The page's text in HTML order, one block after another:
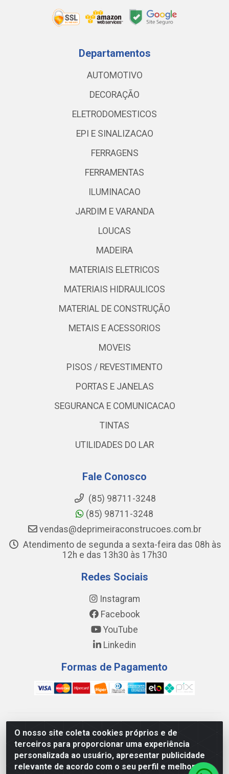
O nosso site coleta cookies próprios e de
terceiros para proporcionar uma experiência
personalizada ao usuário, apresentar publicidade
relevante de acordo com o seu perfil e melhorar a
Departamentos
AUTOMOTIVO
DECORAÇÃO
ELETRODOMESTICOS
EPI E SINALIZACAO
FERRAGENS
FERRAMENTAS
ILUMINACAO
JARDIM E VARANDA
LOUCAS
MADEIRA
MATERIAIS ELETRICOS
MATERIAIS HIDRAULICOS
MATERIAL DE CONSTRUÇÃO
METAIS E ACESSORIOS
MOVEIS
PISOS / REVESTIMENTO
PORTAS E JANELAS
SEGURANCA E COMUNICACAO
TINTAS
UTILIDADES DO LAR
Fale Conosco
(85) 98711-3248
(85) 98711-3248
vendas@deprimeiraconstrucoes.com.br
Atendimento de segunda a sexta-feira das 08h às
12h e das 13h30 às 17h30
Redes Sociais
Instagram
Facebook
YouTube
Linkedin
Formas de Pagamento
WING DISTRIBUIDORA COMÉRCIO E LOGÍSTICA DE MATERIAL
DE CONSTRUÇÕES LTDA - AV. DA INTEGRAÇÃO, 790 -
PATRÍCIA GOMES, CAUCAIA/CE - CEP 61.604-505 - CNPJ
17.523.384/0001-20